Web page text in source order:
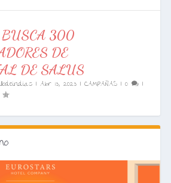
BUSCA 300
DE
DE SALUS
|Abr 13, 2023 |CAMPAÑAS |0 |